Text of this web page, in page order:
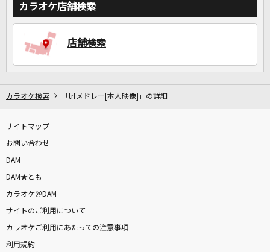
カラオケをもっと楽しもう！
カラオケ店舗検索
店舗検索
カラオケ検索 「trfメドレー[本人映像]」の詳細
サイトマップ
お問い合わせ
DAM
DAM★とも
カラオケ＠DAM
サイトのご利用について
カラオケご利用にあたっての注意事項
利用規約